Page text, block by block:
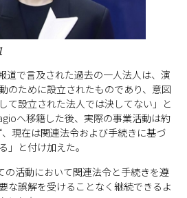
道で言及された過去の一人法人は、演
のために設立されたものであり、意図
て設立された法人では決してない」と
へ移籍した後、実際の事業活動は約
現在は関連法令および手続きに基づ
」と付け加えた。
の活動において関連法令と手続きを遵
な誤解を受けることなく継続できるよ